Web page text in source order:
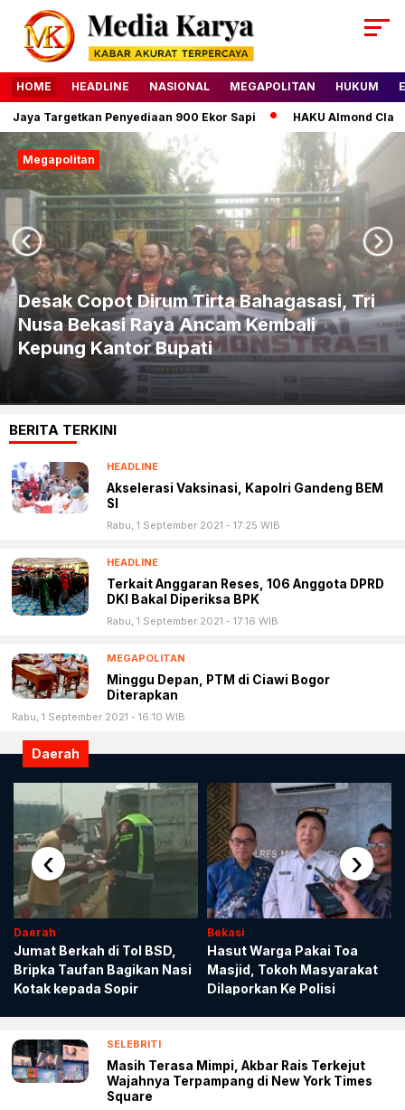
HOME HEADLINE NASIONAL MEGAPOLITAN HUKUM
Targetkan Penyediaan 900 Ekor Sapi HAKU Almond Classic
Megapolitan
Desak Copot Dirum Tirta Bahagasasi, Tri
Nusa Bekasi Raya Ancam Kembali
Kepung Kantor Bupati
Previous Next
BERITA TERKINI
HEADLINE
Akselerasi Vaksinasi, Kapolri Gandeng BEM
SI
Rabu, 1 September 2021 - 17:25 WIB
HEADLINE
Terkait Anggaran Reses, 106 Anggota DPRD
DKI Bakal Diperiksa BPK
Rabu, 1 September 2021 - 17:16 WIB
MEGAPOLITAN
Minggu Depan, PTM di Ciawi Bogor
Diterapkan
Rabu, 1 September 2021 - 16:10 WIB
Daerah
Daerah
Jumat Berkah di Tol BSD,
Bripka Taufan Bagikan Nasi
Kotak kepada Sopir
Bekasi
Hasut Warga Pakai Toa
Masjid, Tokoh Masyarakat
Dilaporkan Ke Polisi
‹ ›
SELEBRITI
Masih Terasa Mimpi, Akbar Rais Terkejut
Wajahnya Terpampang di New York Times
Square